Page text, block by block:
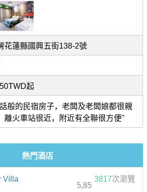
花蓮縣國興五街138-2號
起
般的民宿房子，老闆及老闆娘都很親
離火車站很近，附近有全聯很方便"
熱門酒店
Villa 3817次瀏覽
5,85